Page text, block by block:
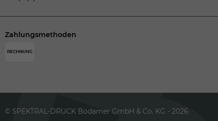
Zahlungsmethoden
© SPEKTRAL-DRUCK Bodamer GmbH & Co. KG - 2026